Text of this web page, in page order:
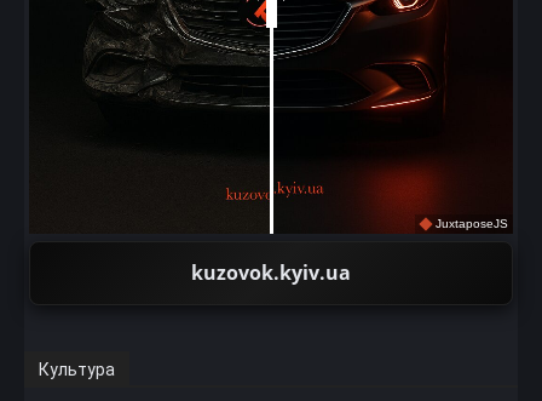
JuxtaposeJS
kuzovok.kyiv.ua
Культура